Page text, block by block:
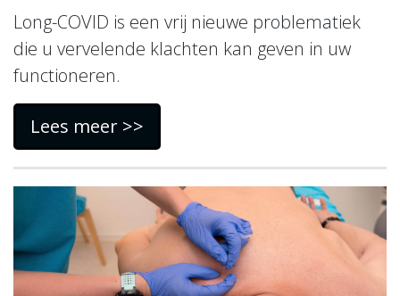
Long-COVID is een vrij nieuwe problematiek
die u vervelende klachten kan geven in uw
functioneren.
Lees meer >>